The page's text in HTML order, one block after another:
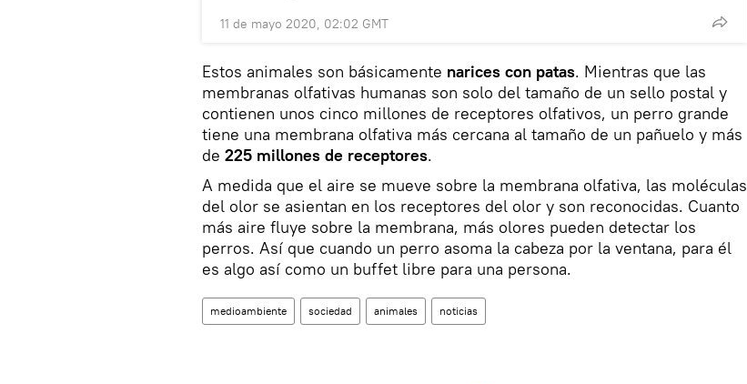
11 de mayo 2020, 02:02 GMT
Estos animales son básicamente narices con patas. Mientras que las
membranas olfativas humanas son solo del tamaño de un sello postal y
contienen unos cinco millones de receptores olfativos, un perro grande
tiene una membrana olfativa más cercana al tamaño de un pañuelo y más
de 225 millones de receptores.
A medida que el aire se mueve sobre la membrana olfativa, las moléculas
del olor se asientan en los receptores del olor y son reconocidas. Cuanto
más aire fluye sobre la membrana, más olores pueden detectar los
perros. Así que cuando un perro asoma la cabeza por la ventana, para él
es algo así como un buffet libre para una persona.
medioambiente sociedad animales noticias